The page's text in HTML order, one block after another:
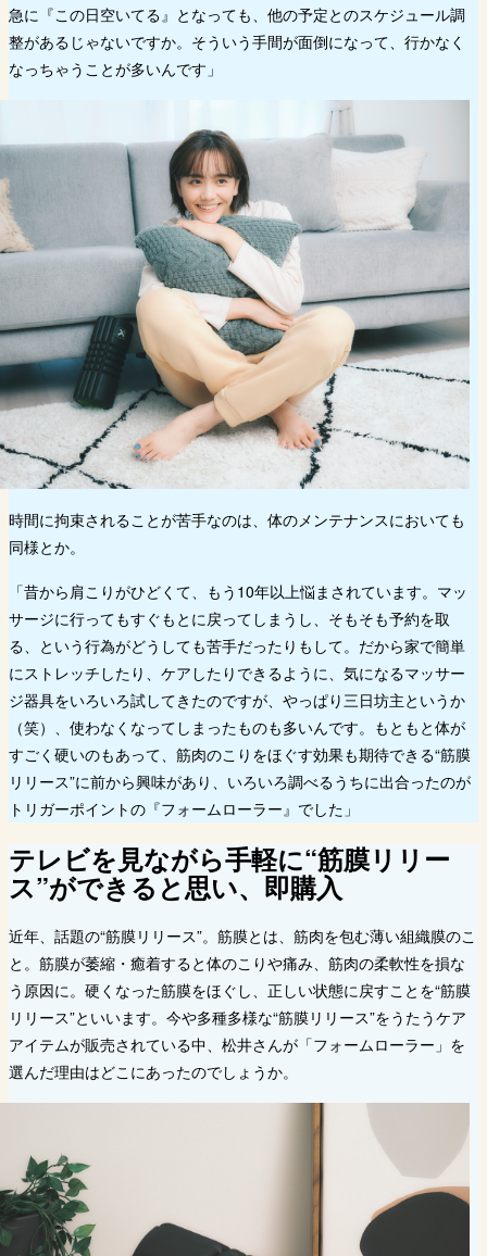
急に『この日空いてる』となっても、他の予定とのスケジュール調
整があるじゃないですか。そういう手間が面倒になって、行かなく
なっちゃうことが多いんです」
時間に拘束されることが苦手なのは、体のメンテナンスにおいても
同様とか。
「昔から肩こりがひどくて、もう10年以上悩まされています。マッ
サージに行ってもすぐもとに戻ってしまうし、そもそも予約を取
る、という行為がどうしても苦手だったりもして。だから家で簡単
にストレッチしたり、ケアしたりできるように、気になるマッサー
ジ器具をいろいろ試してきたのですが、やっぱり三日坊主というか
（笑）、使わなくなってしまったものも多いんです。もともと体が
すごく硬いのもあって、筋肉のこりをほぐす効果も期待できる“筋膜
リリース”に前から興味があり、いろいろ調べるうちに出合ったのが
トリガーポイントの『フォームローラー』でした」
テレビを見ながら手軽に“筋膜リリー
ス”ができると思い、即購入
近年、話題の“筋膜リリース”。筋膜とは、筋肉を包む薄い組織膜のこ
と。筋膜が萎縮・癒着すると体のこりや痛み、筋肉の柔軟性を損な
う原因に。硬くなった筋膜をほぐし、正しい状態に戻すことを“筋膜
リリース”といいます。今や多種多様な“筋膜リリース”をうたうケア
アイテムが販売されている中、松井さんが「フォームローラー」を
選んだ理由はどこにあったのでしょうか。